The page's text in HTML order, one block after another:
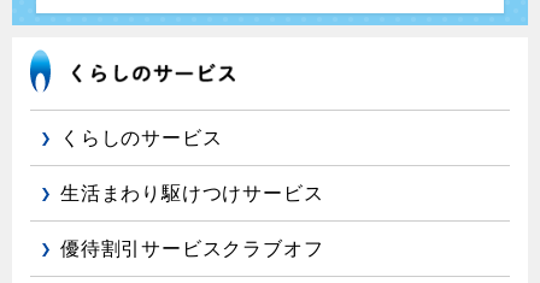
くらしのサービス
生活まわり駆けつけサービス
優待割引サービスクラブオフ